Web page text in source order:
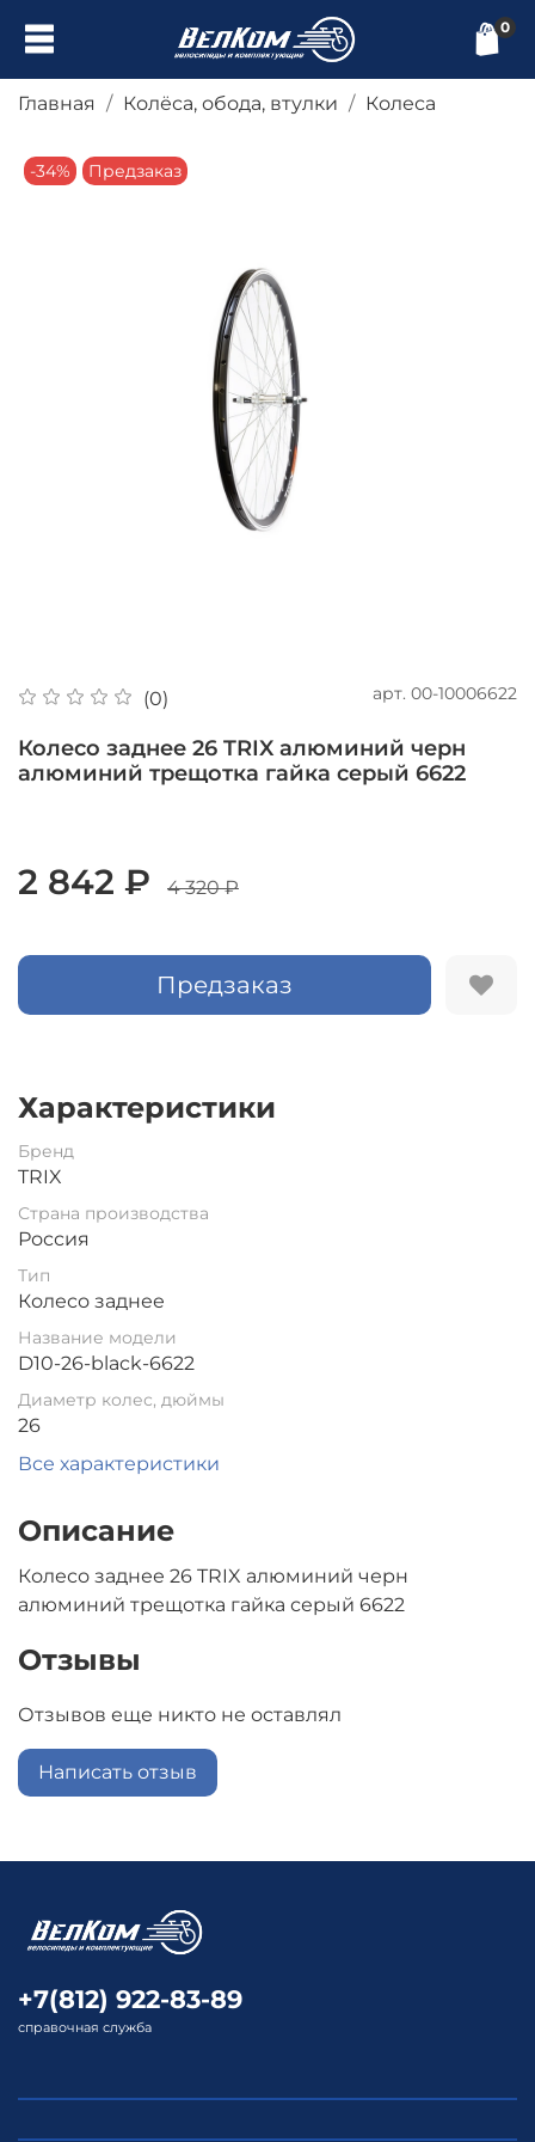
0
Главная Колёса, обода, втулки Колеса
-34% Предзаказ
(0) арт. 00-10006622
Колесо заднее 26 TRIX алюминий черн
алюминий трещотка гайка серый 6622
2 842 ₽ 4 320 ₽
Предзаказ
Характеристики
Бренд
TRIX
Страна производства
Россия
Тип
Колесо заднее
Название модели
D10-26-black-6622
Диаметр колес, дюймы
26
Все характеристики
Описание
Колесо заднее 26 TRIX алюминий черн
алюминий трещотка гайка серый 6622
Отзывы
Отзывов еще никто не оставлял
Написать отзыв
+7(812) 922-83-89
справочная служба